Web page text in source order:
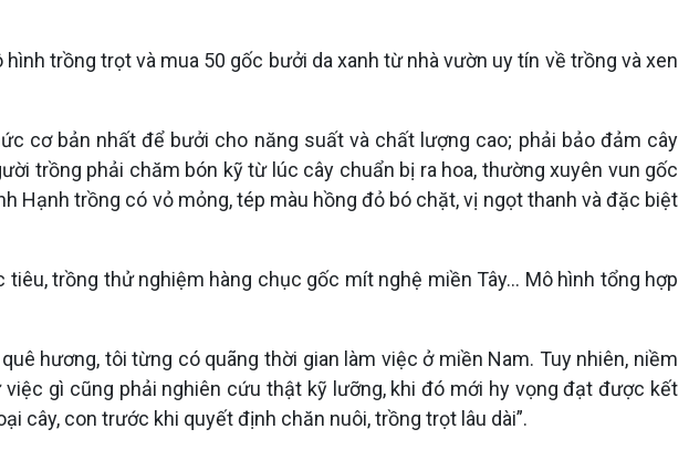
trồng trọt và mua 50 gốc bưởi da xanh từ nhà vườn uy tín về trồng và xen
cơ bản nhất để bưởi cho năng suất và chất lượng cao; phải bảo đảm cây
trồng phải chăm bón kỹ từ lúc cây chuẩn bị ra hoa, thường xuyên vun gốc
Hạnh trồng có vỏ mỏng, tép màu hồng đỏ bó chặt, vị ngọt thanh và đặc biệt
trồng thử nghiệm hàng chục gốc mít nghệ miền Tây... Mô hình tổng hợp
hương, tôi từng có quãng thời gian làm việc ở miền Nam. Tuy nhiên, niềm
gì cũng phải nghiên cứu thật kỹ lưỡng, khi đó mới hy vọng đạt được kết
cây, con trước khi quyết định chăn nuôi, trồng trọt lâu dài”.